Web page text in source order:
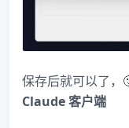
保存后就可以了，
Claude 客户端